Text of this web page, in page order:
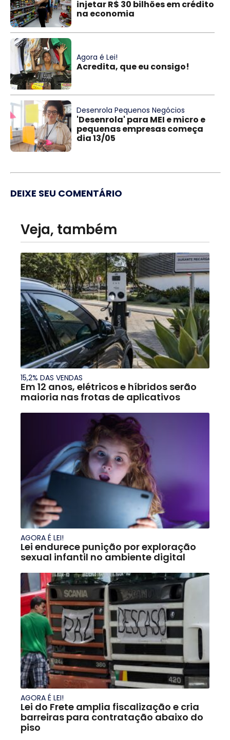
injetar R$ 30 bilhões em crédito
na economia
Agora é Lei!
Acredita, que eu consigo!
Desenrola Pequenos Negócios
'Desenrola' para MEI e micro e
pequenas empresas começa
dia 13/05
DEIXE SEU COMENTÁRIO
Veja, também
15,2% DAS VENDAS
Em 12 anos, elétricos e híbridos serão
maioria nas frotas de aplicativos
AGORA É LEI!
Lei endurece punição por exploração
sexual infantil no ambiente digital
AGORA É LEI!
Lei do Frete amplia fiscalização e cria
barreiras para contratação abaixo do
piso